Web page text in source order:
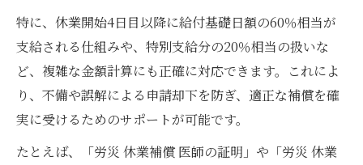
特に、休業開始4日目以降に給付基礎日額の60％相当が
支給される仕組みや、特別支給分の20％相当の扱いな
ど、複雑な金額計算にも正確に対応できます。これによ
り、不備や誤解による申請却下を防ぎ、適正な補償を確
実に受けるためのサポートが可能です。
たとえば、「労災 休業補償 医師の証明」や「労災 休業